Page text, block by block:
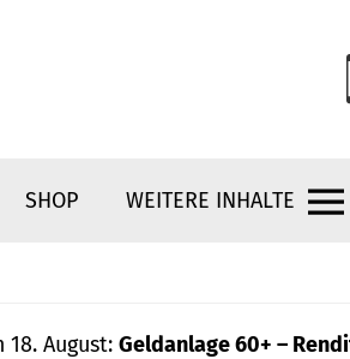
SHOP WEITERE INHALTE
August: Geldanlage 60+ –